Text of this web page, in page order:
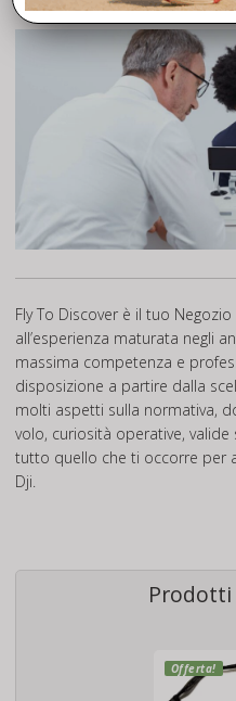
Fly To Discover è il tuo
all’esperienza maturata negli
massima competenza e
disposizione a partire dalla
molti aspetti sulla normativa,
volo, curiosità operative,
tutto quello che ti occorre per
Dji.
Offerta!